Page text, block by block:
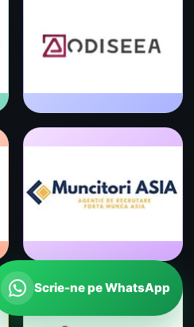
Scrie-ne pe WhatsApp